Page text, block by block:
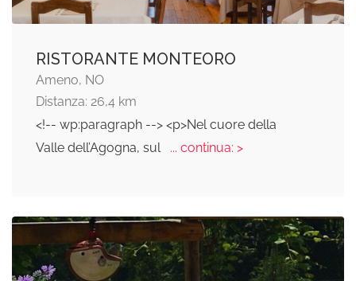
RISTORANTE MONTEORO
Ameno, NO
Distanza: 26,4 km
<!-- wp:paragraph --> <p>Nel cuore della
Valle dell’Agogna, sul
... continua: >